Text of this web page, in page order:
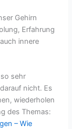
Gehirn
Erfahrung
innere
sehr
nicht. Es
wiederholen
des Themas:
– Wie